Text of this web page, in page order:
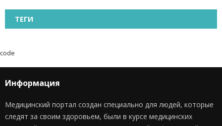
ТЕГИ
code
Информация
Медицинский портал создан специально для людей, которые
следят за своим здоровьем, были в курсе медицинских